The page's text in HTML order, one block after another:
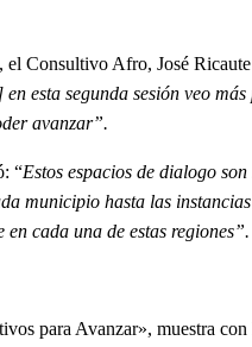
Consultivo Afro, José
esta segunda sesión veo
avanzar”.
“Estos espacios de dialogo
municipio hasta las
cada una de estas regiones”.
para Avanzar», muestra